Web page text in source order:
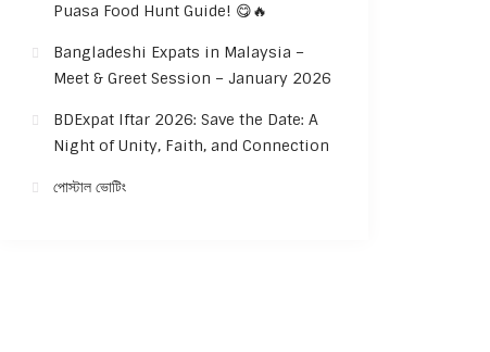
Puasa Food Hunt Guide! 😋🔥
Bangladeshi Expats in Malaysia –
Meet & Greet Session – January 2026
BDExpat Iftar 2026: Save the Date: A
Night of Unity, Faith, and Connection
পোস্টাল ভোটিং